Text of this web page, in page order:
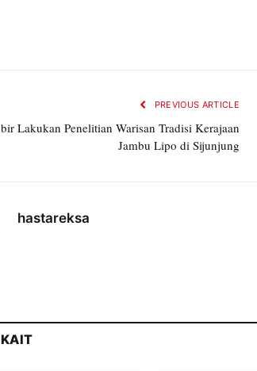
PREVIOUS ARTICLE
Lakukan Penelitian Warisan Tradisi Kerajaan
Jambu Lipo di Sijunjung
hastareksa